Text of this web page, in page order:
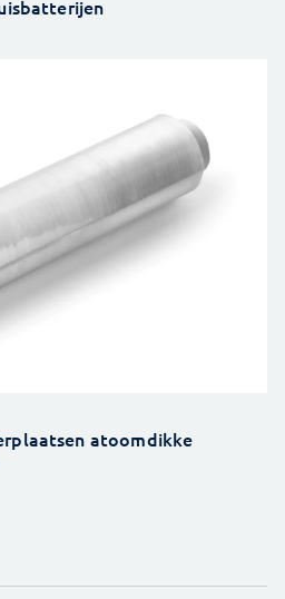
atoomdikke